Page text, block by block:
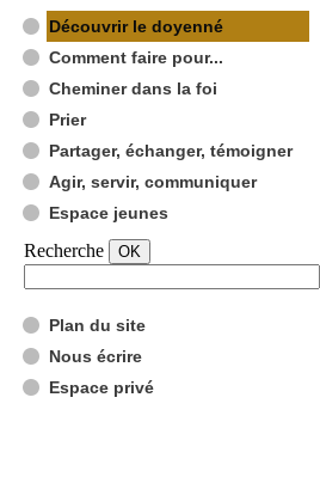
Découvrir le doyenné
Comment faire pour...
Cheminer dans la foi
Prier
Partager, échanger, témoigner
Agir, servir, communiquer
Espace jeunes
Recherche
Plan du site
Nous écrire
Espace privé